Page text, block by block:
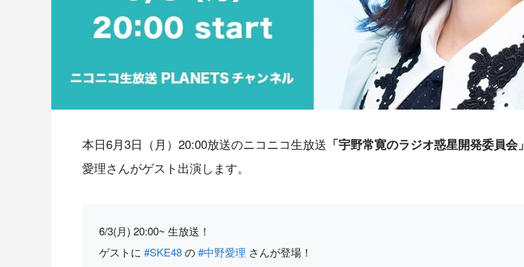
本日6月3日（月）20:00放送のニコニコ生放送 「宇野常寛のラジオ惑星開発委員会」
愛理さんがゲスト出演します。
6/3(月) 20:00~ 生放送！
ゲストに #SKE48の#中野愛理 さんが登場！